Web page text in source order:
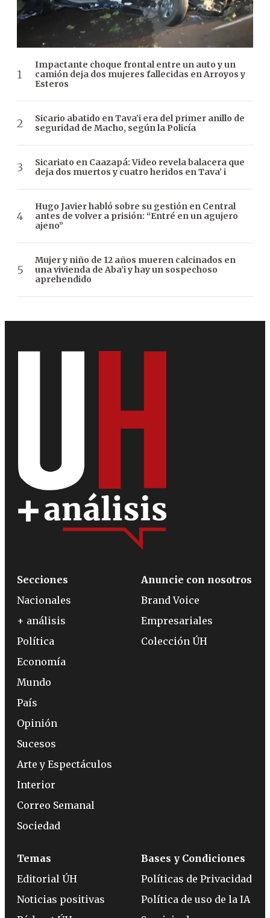
Impactante choque frontal entre un auto y un
camión deja dos mujeres fallecidas en Arroyos y
Esteros
Sicario abatido en Tava’i era del primer anillo de
seguridad de Macho, según la Policía
Sicariato en Caazapá: Video revela balacera que
deja dos muertos y cuatro heridos en Tava’ i
Hugo Javier habló sobre su gestión en Central
antes de volver a prisión: “Entré en un agujero
ajeno”
Mujer y niño de 12 años mueren calcinados en
una vivienda de Aba’i y hay un sospechoso
aprehendido
Secciones
Nacionales
+ análisis
Política
Economía
Mundo
País
Opinión
Sucesos
Arte y Espectáculos
Interior
Correo Semanal
Sociedad
Anuncie con nosotros
Brand Voice
Empresariales
Colección ÚH
Temas
Editorial ÚH
Noticias positivas
Bases y Condiciones
Políticas de Privacidad
Política de uso de la IA